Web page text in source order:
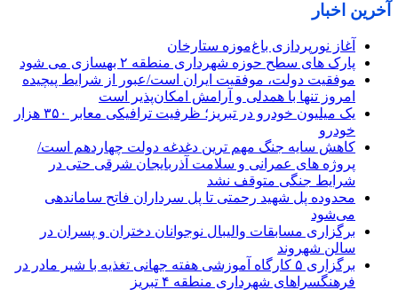
آخرین اخبار
آغاز نورپردازی باغ‌موزه ستارخان
پارک های سطح حوزه شهرداری منطقه ۲ بهسازی می شود
موفقیت دولت، موفقیت ایران است/عبور از شرایط پیچیده
امروز تنها با همدلی و آرامش امکان‌پذیر است
یک میلیون خودرو در تبریز؛ ظرفیت ترافیکی معابر ۳۵۰ هزار
خودرو
کاهش سایه جنگ مهم ‌ترین دغدغه دولت چهاردهم است/
پروژه ‌های عمرانی و سلامت آذربایجان شرقی حتی در
شرایط جنگی متوقف نشد
محدوده پل شهید رحمتی تا پل سرداران فاتح ساماندهی
می‌شود
برگزاری مسابقات والیبال نوجوانان دختران و پسران در
سالن شهروند
برگزاری ۵ کارگاه آموزشی هفته جهانی تغذیه با شیر مادر در
فرهنگسراهای شهرداری منطقه ۴ تبریز